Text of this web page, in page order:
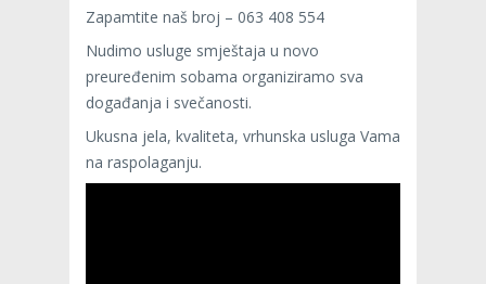
Zapamtite naš broj – 063 408 554
Nudimo usluge smještaja u novo
preuređenim sobama organiziramo sva
događanja i svečanosti.
Ukusna jela, kvaliteta, vrhunska usluga Vama
na raspolaganju.